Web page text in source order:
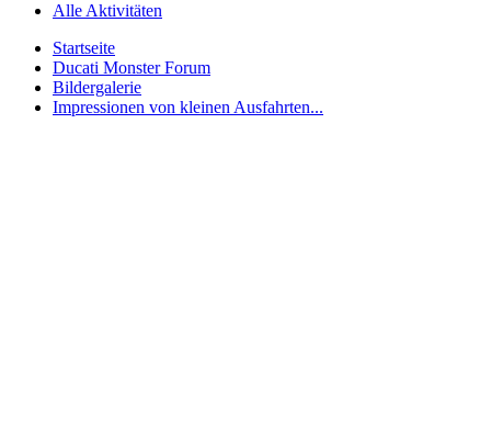
Alle Aktivitäten
Startseite
Ducati Monster Forum
Bildergalerie
Impressionen von kleinen Ausfahrten...